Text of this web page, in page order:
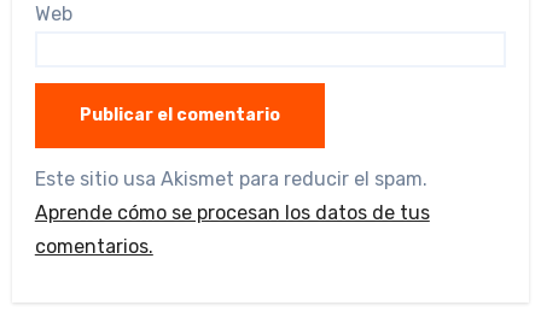
Web
Este sitio usa Akismet para reducir el spam.
Aprende cómo se procesan los datos de tus
comentarios.